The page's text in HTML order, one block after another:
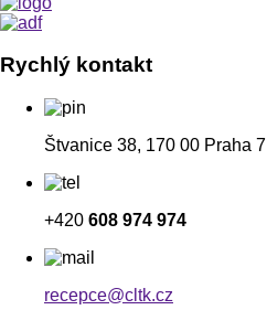
Rychlý kontakt
Štvanice 38, 170 00 Praha 7
+420 608 974 974
recepce@cltk.cz